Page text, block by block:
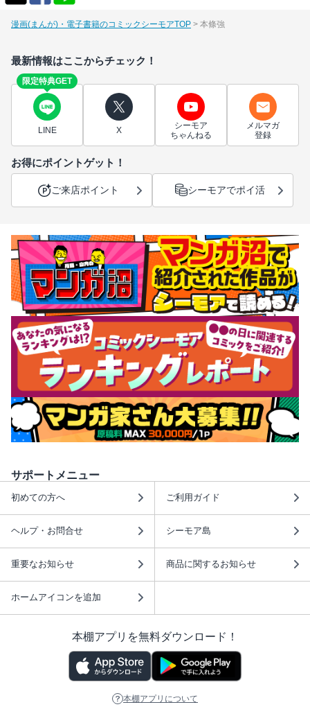
漫画(まんが)・電子書籍のコミックシーモアTOP 本條強
最新情報はここからチェック！
限定特典GET
LINE X
シーモア
ちゃんねる
メルマガ
登録
お得にポイントゲット！
ご来店ポイント シーモアでポイ活
サポートメニュー
初めての方へ ご利用ガイド
ヘルプ・お問合せ シーモア島
重要なお知らせ 商品に関するお知らせ
ホームアイコンを追加
本棚アプリを無料ダウンロード！
本棚アプリについて